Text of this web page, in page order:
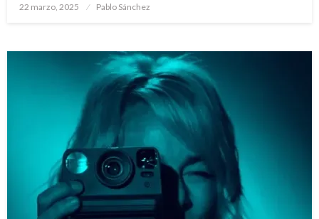
Publicado
22 marzo, 2025 Pablo Sánchez